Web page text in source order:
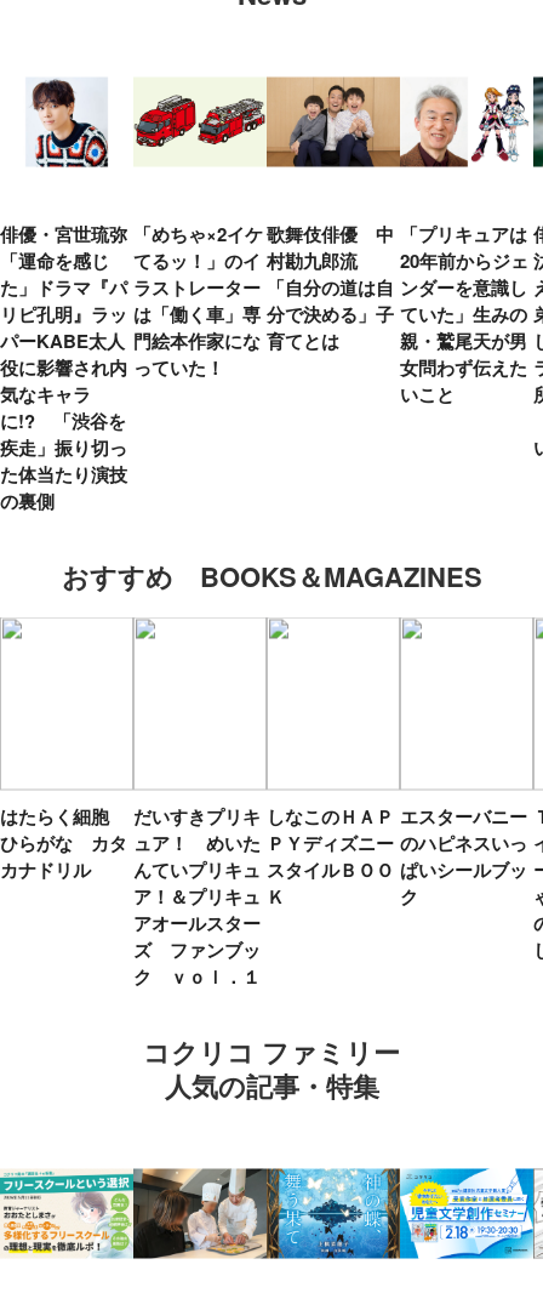
俳優・宮世琉弥
「運命を感じ
た」ドラマ『パ
リピ孔明』ラッ
パーKABE太人
役に影響され内
気なキャラ
に!? 「渋谷を
疾走」振り切っ
た体当たり演技
の裏側
「めちゃ×2イケ
てるッ！」のイ
ラストレーター
は「働く車」専
門絵本作家にな
っていた！
歌舞伎俳優 中
村勘九郎流
「自分の道は自
分で決める」子
育てとは
「プリキュアは
20年前からジェ
ンダーを意識し
ていた」生みの
親・鷲尾天が男
女問わず伝えた
いこと
おすすめ BOOKS＆MAGAZINES
はたらく細胞
ひらがな カタ
カナドリル
だいすきプリキ
ュア！ めいた
んていプリキュ
ア！＆プリキュ
アオールスター
ズ ファンブッ
ク ｖｏｌ．１
しなこのＨＡＰ
ＰＹディズニー
スタイルＢＯＯ
Ｋ
エスターバニー
のハピネスいっ
ぱいシールブッ
ク
コクリコ ファミリー
人気の記事・特集